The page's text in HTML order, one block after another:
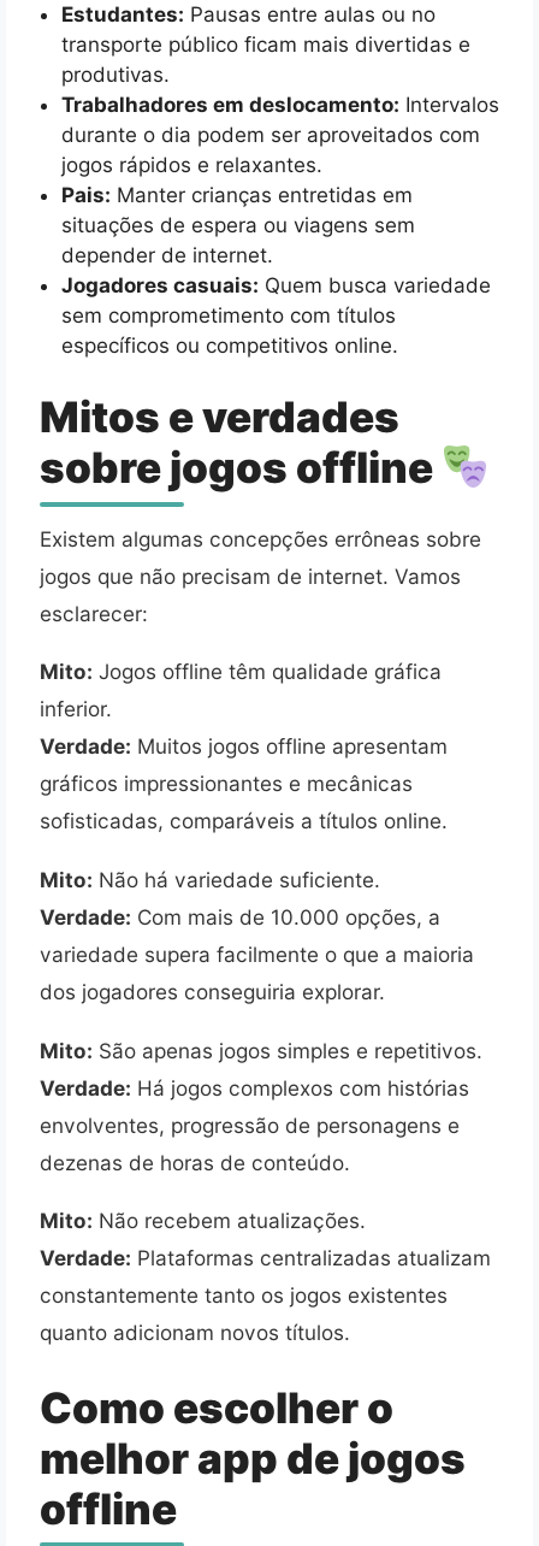
Estudantes: Pausas entre aulas ou no
transporte público ficam mais divertidas e
produtivas.
Trabalhadores em deslocamento: Intervalos
durante o dia podem ser aproveitados com
jogos rápidos e relaxantes.
Pais: Manter crianças entretidas em
situações de espera ou viagens sem
depender de internet.
Jogadores casuais: Quem busca variedade
sem comprometimento com títulos
específicos ou competitivos online.
Mitos e verdades
sobre jogos offline
Existem algumas concepções errôneas sobre
jogos que não precisam de internet. Vamos
esclarecer:
Mito: Jogos offline têm qualidade gráfica
inferior.
Verdade: Muitos jogos offline apresentam
gráficos impressionantes e mecânicas
sofisticadas, comparáveis a títulos online.
Mito: Não há variedade suficiente.
Verdade: Com mais de 10.000 opções, a
variedade supera facilmente o que a maioria
dos jogadores conseguiria explorar.
Mito: São apenas jogos simples e repetitivos.
Verdade: Há jogos complexos com histórias
envolventes, progressão de personagens e
dezenas de horas de conteúdo.
Mito: Não recebem atualizações.
Verdade: Plataformas centralizadas atualizam
constantemente tanto os jogos existentes
quanto adicionam novos títulos.
Como escolher o
melhor app de jogos
offline